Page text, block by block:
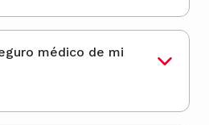
médico de mi